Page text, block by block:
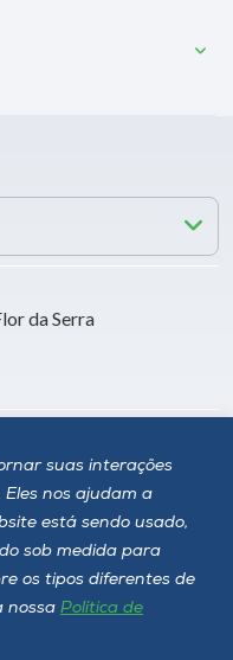
suas interações
nos ajudam a
está sendo usado,
sob medida para
os tipos diferentes de
nossa Política de
da Serra